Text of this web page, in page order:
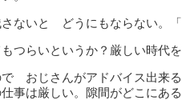
いと どうにもならない。「
つらいというか？厳しい時代
おじさんがアドバイス出来
事は厳しい。隙間がどこにあ